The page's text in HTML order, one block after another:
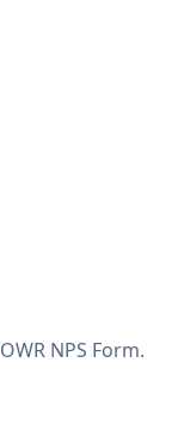
NPS Form.